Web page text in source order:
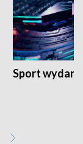
Sport